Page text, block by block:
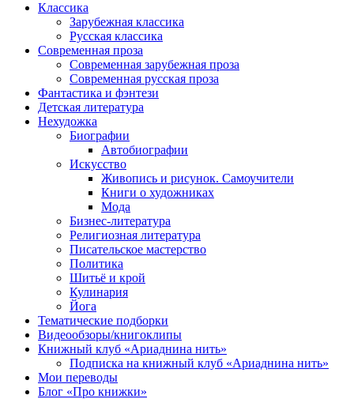
Классика
Зарубежная классика
Русская классика
Современная проза
Современная зарубежная проза
Современная русская проза
Фантастика и фэнтези
Детская литература
Нехудожка
Биографии
Автобиографии
Искусство
Живопись и рисунок. Самоучители
Книги о художниках
Мода
Бизнес-литература
Религиозная литература
Писательское мастерство
Политика
Шитьё и крой
Кулинария
Йога
Тематические подборки
Видеообзоры/книгоклипы
Книжный клуб «Ариаднина нить»
Подписка на книжный клуб «Ариаднина нить»
Мои переводы
Блог «Про книжки»